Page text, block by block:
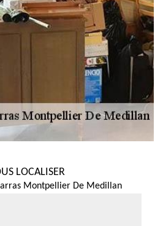
LOCALISER
Montpellier De Medillan